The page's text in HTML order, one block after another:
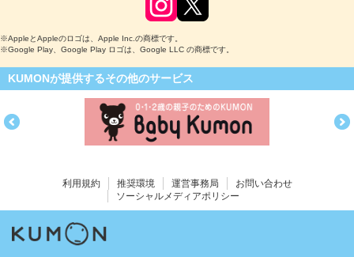
※AppleとAppleのロゴは、Apple Inc.の商標です。
※Google Play、Google Play ロゴは、Google LLC の商標です。
KUMONが提供するその他のサービス
利用規約 推奨環境 運営事務局
お問い合わせ
ソーシャルメディアポリシー